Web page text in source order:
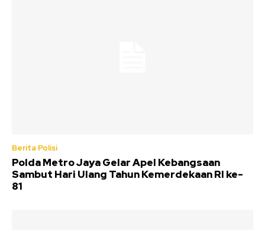
Berita Polisi
Polda Metro Jaya Gelar Apel Kebangsaan
Sambut Hari Ulang Tahun Kemerdekaan RI ke-
81